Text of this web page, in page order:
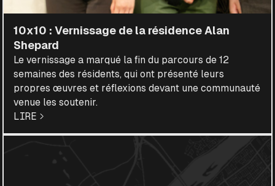
10x10 : Vernissage de la résidence Alan
Shepard
Le vernissage a marqué la fin du parcours de 12
semaines des résidents, qui ont présenté leurs
propres œuvres et réflexions devant une communauté
venue les soutenir.
LIRE